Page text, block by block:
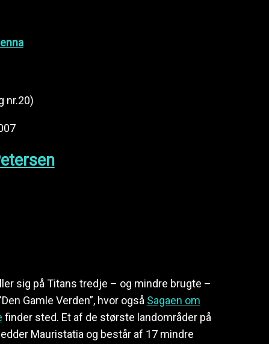
nr.20)
sig på Titans tredje – og mindre brugte –
Gamle Verden”, hvor også Sagaen om
finder sted. Et af de største landområder på
Mauristatia og består af 17 mindre